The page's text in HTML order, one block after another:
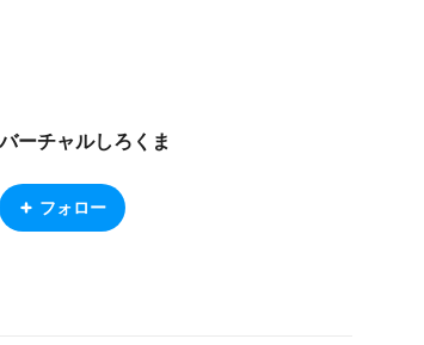
バーチャルしろくま
フォロー